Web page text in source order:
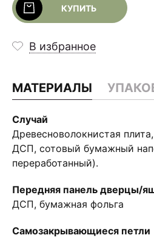
КУПИТЬ
В избранное
МАТЕРИАЛЫ
Случай
Древесноволокнистая
ДСП, сотовый бумажный
переработанный).
Передняя панель дверцы/
ДСП, бумажная фольга
Самозакрывающиеся петли